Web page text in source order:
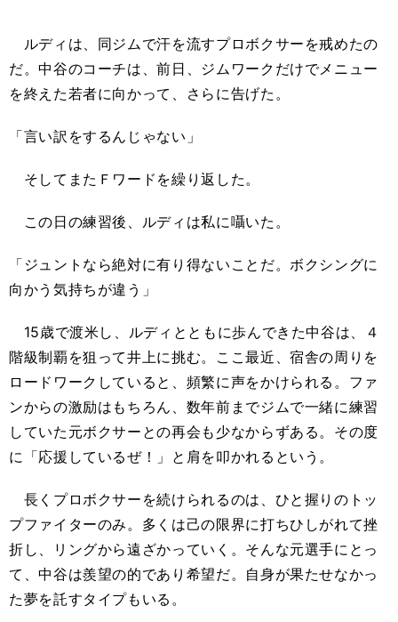
ルディは、同ジムで汗を流すプロボクサーを戒めたの
だ。中谷のコーチは、前日、ジムワークだけでメニュー
を終えた若者に向かって、さらに告げた。
「言い訳をするんじゃない」
そしてまたＦワードを繰り返した。
この日の練習後、ルディは私に囁いた。
「ジュントなら絶対に有り得ないことだ。ボクシングに
向かう気持ちが違う」
15歳で渡米し、ルディとともに歩んできた中谷は、４
階級制覇を狙って井上に挑む。ここ最近、宿舎の周りを
ロードワークしていると、頻繁に声をかけられる。ファ
ンからの激励はもちろん、数年前までジムで一緒に練習
していた元ボクサーとの再会も少なからずある。その度
に「応援しているぜ！」と肩を叩かれるという。
長くプロボクサーを続けられるのは、ひと握りのトッ
プファイターのみ。多くは己の限界に打ちひしがれて挫
折し、リングから遠ざかっていく。そんな元選手にとっ
て、中谷は羨望の的であり希望だ。自身が果たせなかっ
た夢を託すタイプもいる。